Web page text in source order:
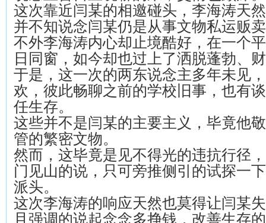
这次靠近闫某的相邀碰头，李海涛天
并不知说念闫某仍是从事文物私运贩
不外李海涛内心却止境酷好，在一个
日同窗，如今却也过上了洒脱蓬勃、
于是，这一次的两东说念主多年未见
欢，彼此畅聊之前的学校旧事，也有
任生存。
这些并不是闫某的主要主义，毕竟他
管的繁密文物。
然而，这毕竟是见不得光的违抗行径
门见山的说，只可旁推侧引的试探一
派头。
这次李海涛的响应天然也莫得让闫某
且强调的说起念念多挣钱，改善生存